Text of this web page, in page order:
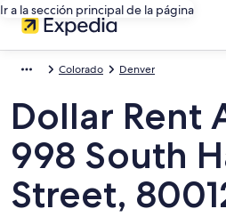
Ir a la sección principal de la página
Colorado Denver
Dollar Rent
998 South
Street,